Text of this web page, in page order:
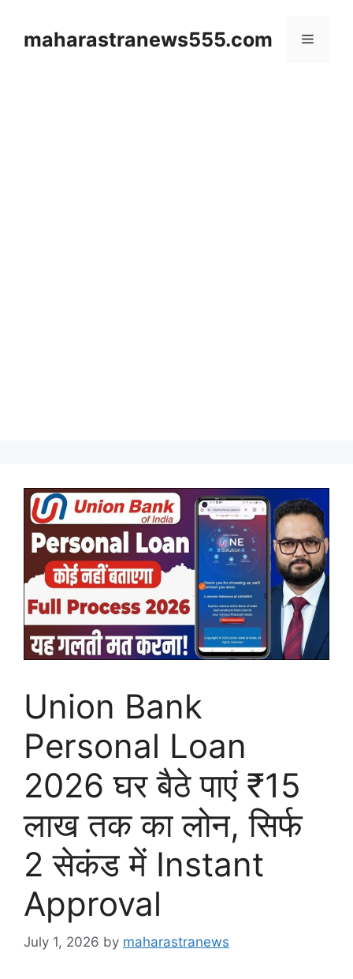
contentmaharastranews555.com Menu
Union Bank
Personal Loan
2026 घर बैठे पाएं ₹15
लाख तक का लोन, सिर्फ
2 सेकंड में Instant
Approval
July 1, 2026 by maharastranews